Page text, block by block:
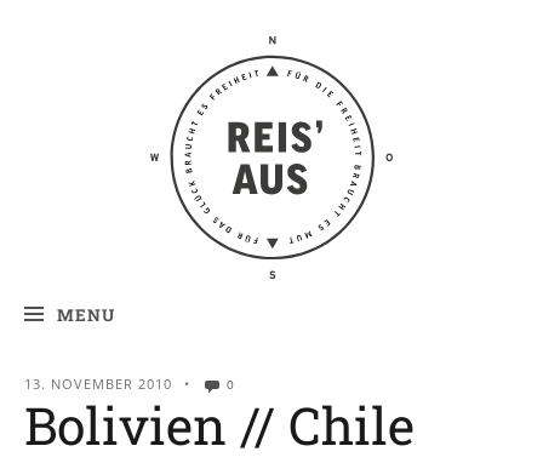
Reis' aus –
Reiseblog
MENU
13. NOVEMBER 2010 • 0
Bolivien // Chile